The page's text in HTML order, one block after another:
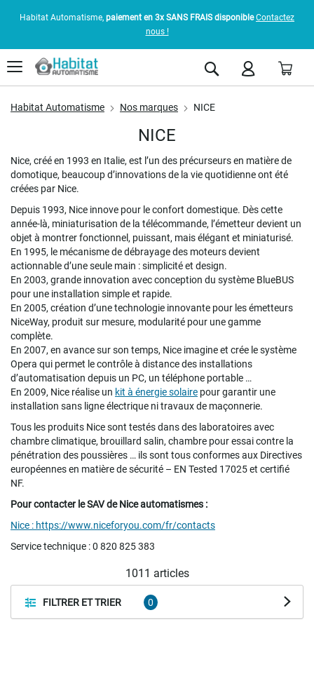
Habitat Automatisme, paiement en 3x SANS FRAIS disponible Contactez
nous !
Rechercher
Habitat Automatisme Nos marques NICE
FILTRER ET TRIER
1011 articles
NICE
Nice, créé en 1993 en Italie, est l’un des précurseurs en matière de
domotique, beaucoup d’innovations de la vie quotidienne ont été
créées par Nice.
Depuis 1993, Nice innove pour le confort domestique. Dès cette
année-là, miniaturisation de la télécommande, l’émetteur devient un
objet à montrer fonctionnel, puissant, mais élégant et miniaturisé.
En 1995, le mécanisme de débrayage des moteurs devient
actionnable d’une seule main : simplicité et design.
En 2003, grande innovation avec conception du système BlueBUS
pour une installation simple et rapide.
En 2005, création d’une technologie innovante pour les émetteurs
NiceWay, produit sur mesure, modularité pour une gamme
complète.
En 2007, en avance sur son temps, Nice imagine et crée le système
Opera qui permet le contrôle à distance des installations
d’automatisation depuis un PC, un téléphone portable …
En 2009, Nice réalise un kit à énergie solaire pour garantir une
installation sans ligne électrique ni travaux de maçonnerie.
Tous les produits Nice sont testés dans des laboratoires avec
chambre climatique, brouillard salin, chambre pour essai contre la
pénétration des poussières … ils sont tous conformes aux Directives
européennes en matière de sécurité – EN Tested 17025 et certifié
NF.
Pour contacter le SAV de Nice automatismes :
Nice : https://www.niceforyou.com/fr/contacts
Service technique : 0 820 825 383